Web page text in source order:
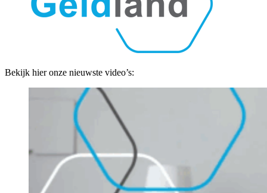
Bekijk hier onze nieuwste video’s: